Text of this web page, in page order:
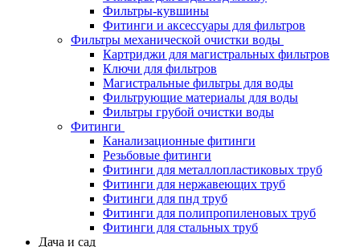
Фильтры-кувшины
Фитинги и аксессуары для фильтров
Фильтры механической очистки воды
Картриджи для магистральных фильтров
Ключи для фильтров
Магистральные фильтры для воды
Фильтрующие материалы для воды
Фильтры грубой очистки воды
Фитинги
Канализационные фитинги
Резьбовые фитинги
Фитинги для металлопластиковых труб
Фитинги для нержавеющих труб
Фитинги для пнд труб
Фитинги для полипропиленовых труб
Фитинги для стальных труб
Дача и сад